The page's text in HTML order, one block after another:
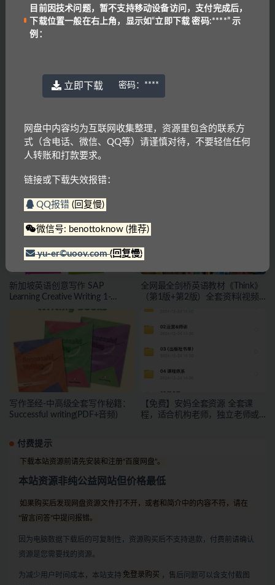
我们都是爱学习的小耳朵，记得收藏我们哟~
The Oxford Dictionary of English Grammar[PDF]
下一篇
25 Nonfiction Passages with Vocabulary Building
crosswords
相关文章
新加坡英语创意写作 SAP
Learning Creative Writing 1-
6（PDF）
全网最全剑桥英语教材《Think》
（第1版+第2版）全套资料(视频
+PDF+音频+练习册+答案+点读包
写作圣经-中高级全套写作秘籍：
Successful writing(PDF+音频)
【免费】安妈全套资源 全套课
程，适合机构老师，独立老师或
付费提示
下载本站资源前请先安装和注册“百度网盘”。
本站资源非纯公益网站但价格最低
如果购买后发现网盘资源文件打不开，或者和简介中的内容不符，请在
“留言问答”中提问报错。
因为电脑数据下载后的可复制性，资源购买后不支持退款，付费前请确认
资源是您需要找的资源。
为减少用户时间成本，本站支持 免登录购买 ，售后问题可以含支付截图
目前因技术问题，暂不支持移动设备访问，支付完成后，
下载位置一般在右上角，显示如“立即下载 密码:****” 示
例：
立即下载 密码： ****
网盘中内容均为互联网收集整理，资源里包含的联系方
式（含电话、微信、QQ等）请谨慎对待，不要轻信任何
人转账和打款要求。
链接或下载失效报错：
QQ报错(回复慢)
微信号: benottoknow (推荐)
yu-er©uoov.com(回复慢)